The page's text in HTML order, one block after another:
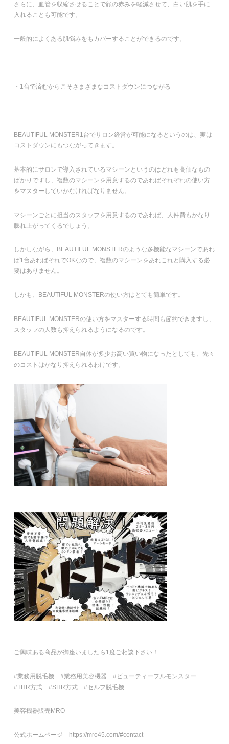
さらに、血管を収縮させることで顔の赤みを軽減させて、白い肌を手に
入れることも可能です。
一般的によくある肌悩みをもカバーすることができるのです。
・1台で済むからこそさまざまなコストダウンにつながる
BEAUTIFUL MONSTER1台でサロン経営が可能になるというのは、実は
コストダウンにもつながってきます。
基本的にサロンで導入されているマシーンというのはどれも高価なもの
ばかりですし、複数のマシーンを用意するのであればそれぞれの使い方
をマスターしていかなければなりません。
マシーンごとに担当のスタッフを用意するのであれば、人件費もかなり
膨れ上がってくるでしょう。
しかしながら、BEAUTIFUL MONSTERのような多機能なマシーンであれ
ば1台あればそれでOKなので、複数のマシーンをあれこれと購入する必
要はありません。
しかも、BEAUTIFUL MONSTERの使い方はとても簡単です。
BEAUTIFUL MONSTERの使い方をマスターする時間も節約できますし、
スタッフの人数も抑えられるようになるのです。
BEAUTIFUL MONSTER自体が多少お高い買い物になったとしても、先々
のコストはかなり抑えられるわけです。
ご興味ある商品が御座いましたら1度ご相談下さい！
#業務用脱毛機 #業務用美容機器 #ビューティーフルモンスター
#THR方式 #SHR方式 #セルフ脱毛機
美容機器販売MRO
公式ホームページ https://mro45.com/#contact